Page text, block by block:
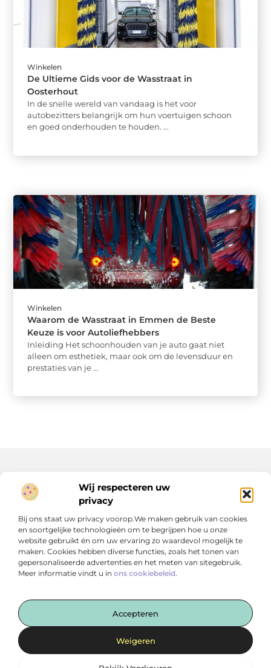
Wij respecteren uw
privacy
Bij ons staat uw privacy voorop.We maken gebruik van cookies
en soortgelijke technologieën om te begrijpen hoe u onze
website gebruikt én om uw ervaring zo waardevol mogelijk te
maken. Cookies hebben diverse functies, zoals het tonen van
gepersonaliseerde advertenties en het meten van sitegebruik.
Meer informatie vindt u in ons cookiebeleid.
Accepteren
Weigeren
Winkelen
De Ultieme Gids voor de Wasstraat in
Oosterhout
In de snelle wereld van vandaag is het voor
autobezitters belangrijk om hun voertuigen schoon
en goed onderhouden te houden. ...
Winkelen
Waarom de Wasstraat in Emmen de Beste
Keuze is voor Autoliefhebbers
Inleiding Het schoonhouden van je auto gaat niet
alleen om esthetiek, maar ook om de levensduur en
prestaties van je ...
Een vleugje creativiteit in je dagelijks leven
— Op libertyprintairmaxzijn.nl delen we verhalen, inspiratie
en ideeën die nét even anders zijn. Van creatieve
invalshoeken tot verrassende perspectieven.
Onze informatie